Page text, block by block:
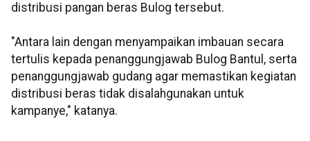
distribusi pangan beras Bulog tersebut.
"Antara lain dengan menyampaikan imbauan secara
tertulis kepada penanggungjawab Bulog Bantul, serta
penanggungjawab gudang agar memastikan kegiatan
distribusi beras tidak disalahgunakan untuk
kampanye," katanya.